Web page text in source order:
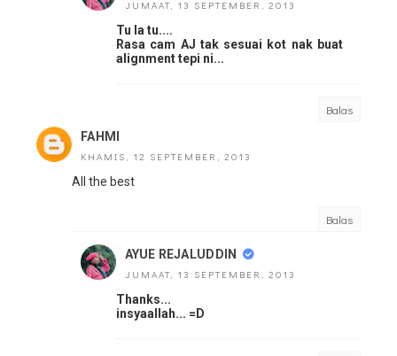
JUMAAT, 13 SEPTEMBER, 2013
Tu la tu....
Rasa cam AJ tak sesuai kot nak buat
alignment tepi ni...
Balas
FAHMI
KHAMIS, 12 SEPTEMBER, 2013
All the best
Balas
AYUE REJALUDDIN
JUMAAT, 13 SEPTEMBER, 2013
Thanks...
insyaallah... =D